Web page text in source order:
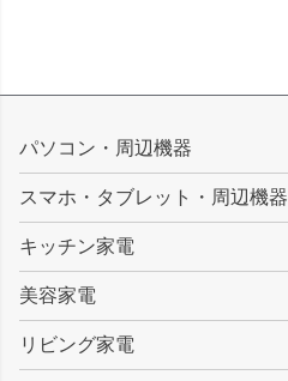
パソコン・周辺機器
スマホ・タブレット・周辺機器
キッチン家電
美容家電
リビング家電